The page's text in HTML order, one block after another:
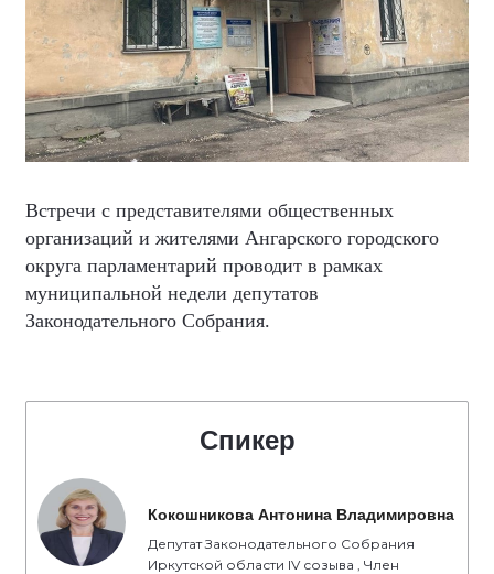
Встречи с представителями общественных
организаций и жителями Ангарского городского
округа парламентарий проводит в рамках
муниципальной недели депутатов
Законодательного Собрания.
Спикер
Кокошникова Антонина Владимировна
Депутат Законодательного Собрания
Иркутской области IV созыва , Член